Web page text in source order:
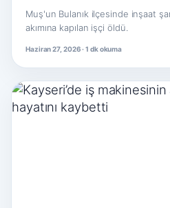
Muş'un Bulanık ilçesinde inşaat
akımına kapılan işçi öldü.
Haziran 27, 2026 · 1 dk okuma